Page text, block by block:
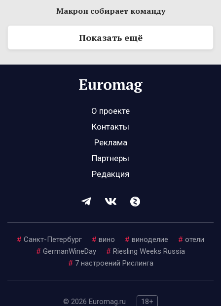
Макрон собирает команду
Показать ещё
О проекте
Контакты
Реклама
Партнеры
Редакция
# Санкт-Петербург # вино # виноделие # отели
# GermanWineDay # Riesling Weeks Russia
# 7 настроений Рислинга
© 2026 Euromag.ru 18+